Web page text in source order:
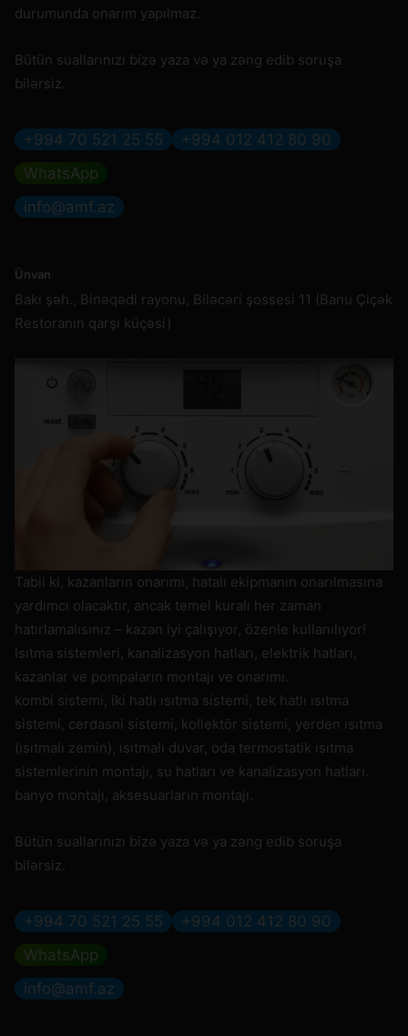
durumunda onarım yapılmaz.
Bütün suallarınızı bizə yaza və ya zəng edib soruşa
bilərsiz.
+994 70 521 25 55
+994 012 412 80 90
WhatsApp
info@amf.az
Ünvan
Bakı şəh., Binəqədi rayonu, Biləcəri şossesi 11 (Banu Çiçək
Restoranın qarşı küçəsi)
Tabii ki, kazanların onarımı, hatalı ekipmanın onarılmasına
yardımcı olacaktır, ancak temel kuralı her zaman
hatırlamalısınız – kazan iyi çalışıyor, özenle kullanılıyor!
Isıtma sistemleri, kanalizasyon hatları, elektrik hatları,
kazanlar ve pompaların montajı ve onarımı.
kombi sistemi, iki hatlı ısıtma sistemi, tek hatlı ısıtma
sistemi, cerdasni sistemi, kollektör sistemi, yerden ısıtma
(ısıtmalı zemin), ısıtmalı duvar, oda termostatik ısıtma
sistemlerinin montajı, su hatları ve kanalizasyon hatları.
banyo montajı, aksesuarların montajı.
Bütün suallarınızı bizə yaza və ya zəng edib soruşa
bilərsiz.
+994 70 521 25 55
+994 012 412 80 90
WhatsApp
info@amf.az